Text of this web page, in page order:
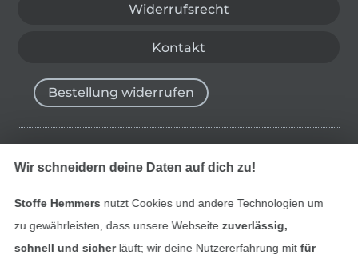
Widerrufsrecht
Kontakt
Bestellung widerrufen
Finde mehr Inspiration
Wir schneidern deine Daten auf dich zu!
Stoffe Hemmers nutzt Cookies und andere Technologien um
zu gewährleisten, dass unsere Webseite zuverlässig,
schnell und sicherläuft; wir deine Nutzererfahrung mitfür